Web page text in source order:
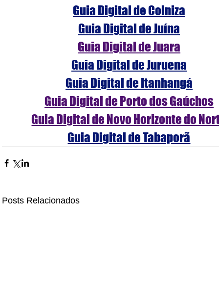
Guia Digital de Colniza
Guia Digital de Juína
Guia Digital de Juara
Guia Digital de Juruena
Guia Digital de Itanhangá
Guia Digital de Porto dos Gaúchos
Guia Digital de Novo Horizonte do
Guia Digital de Tabaporã
Posts Relacionados